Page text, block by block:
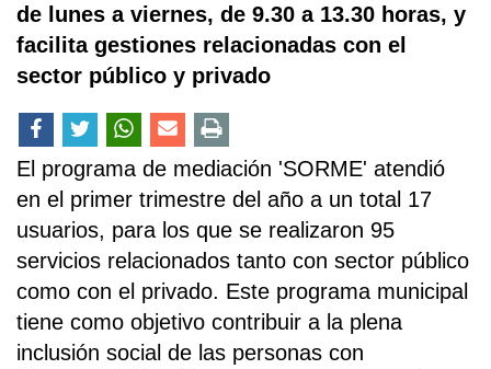
de lunes a viernes, de 9.30 a 13.30 horas, y
facilita gestiones relacionadas con el
sector público y privado
El programa de mediación 'SORME' atendió
en el primer trimestre del año a un total 17
usuarios, para los que se realizaron 95
servicios relacionados tanto con sector público
como con el privado. Este programa municipal
tiene como objetivo contribuir a la plena
inclusión social de las personas con